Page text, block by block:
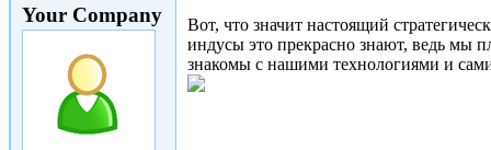
Your Company
Вот, что значит настоящий
индусы это прекрасно знают, ведь мы
знакомы с нашими технологиями и